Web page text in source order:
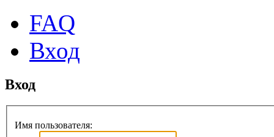
FAQ
Вход
Вход
Имя пользователя: